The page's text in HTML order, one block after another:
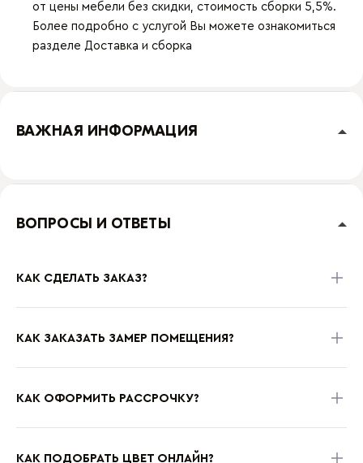
от цены мебели без скидки, стоимость сборки 5,5%.
Более подробно с услугой Вы можете ознакомиться
разделе Доставка и сборка
ВАЖНАЯ ИНФОРМАЦИЯ
ВОПРОСЫ И ОТВЕТЫ
КАК СДЕЛАТЬ ЗАКАЗ?
КАК ЗАКАЗАТЬ ЗАМЕР ПОМЕЩЕНИЯ?
КАК ОФОРМИТЬ РАССРОЧКУ?
КАК ПОДОБРАТЬ ЦВЕТ ОНЛАЙН?